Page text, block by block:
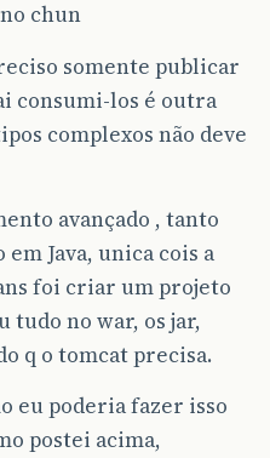
chun
somente publicar
consumi-los é outra
complexos não deve
avançado , tanto
Java, unica cois a
foi criar um projeto
tudo no war, os jar,
q o tomcat precisa.
eu poderia fazer isso
postei acima,